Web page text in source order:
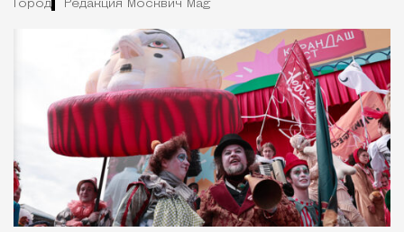
Город Редакция Москвич Mag